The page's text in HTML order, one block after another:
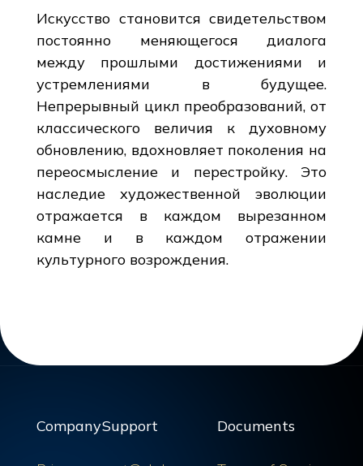
Искусство становится свидетельством
постоянно меняющегося диалога
между прошлыми достижениями и
устремлениями в будущее.
Непрерывный цикл преобразований, от
классического величия к духовному
обновлению, вдохновляет поколения на
переосмысление и перестройку. Это
наследие художественной эволюции
отражается в каждом вырезанном
камне и в каждом отражении
культурного возрождения.
CompanySupport Documents